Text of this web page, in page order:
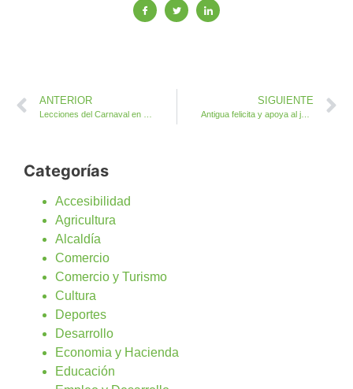
ANTERIOR SIGUIENTE
Antigua felicita y apoya al joven Zebenzui Umpiérrez
Categorías
Accesibilidad
Agricultura
Alcaldía
Comercio
Comercio y Turismo
Cultura
Deportes
Desarrollo
Economia y Hacienda
Educación